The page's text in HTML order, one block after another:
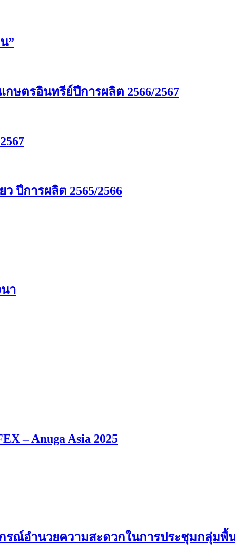
”
ษตรอินทรีย์ปีการผลิต 2566/2567
ปีการผลิต 2565/2566
า
– Anuga Asia 2025
ณ์อำนวยความสะดวกในการประชุมกลุ่มพื้น